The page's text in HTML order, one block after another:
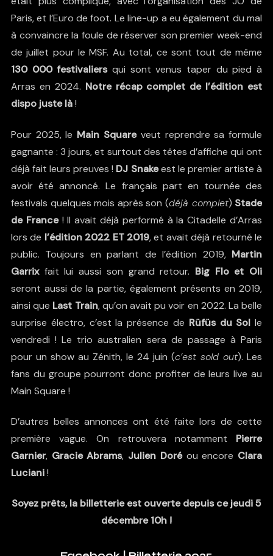
Paris, et l’Euro de foot. Le line-up a eu également du mal
à convaincre la foule de réserver son premier week-end
de juillet pour le MSF. Au total, ce sont tout de même
130 000 festivaliersqui sont venus taper du pied à
Arras en 2024. Notre récap complet de l’édition est
dispo juste là!
Pour 2025, le Main Squareveut reprendre sa formule
gagnante : 3 jours, et surtout des têtes d’affiche qui ont
déjà fait leurs preuves ! DJ Snakeest le premier artiste à
avoir été annoncé. Le français part en tournée des
festivals quelques mois après son (déjà complet) Stade
de France! Il avait déjà performé à la Citadelle d’Arras
lors de l’édition 2022 ET 2019, et avait déjà retourné le
public. Toujours en parlant del’édition 2019, Martin
Garrixfait lui aussi son grand retour. Big Flo et Oli
seront aussi de la partie, également présents en 2019,
ainsi que Last Train, qu’on avait pu voir en 2022. La belle
surprise électro, c’est la présence de Rüfüs du Sol le
vendredi ! Le trio australien sera de passage à Paris
pour un show au Zénith, le 24 juin (c’est sold out). Les
fans du groupe pourront donc profiter de leurs live au
Main Square !
D’autres belles annonces ont été faite lors de cette
première vague. On retrouvera notamment Pierre
Garnier, Gracie Abrams, Julien Doréou encore Clara
Luciani!
Soyez prêts, la billetterie est ouverte depuis ce jeudi 5
décembre 10h !